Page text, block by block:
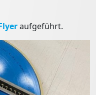
aufgeführt.